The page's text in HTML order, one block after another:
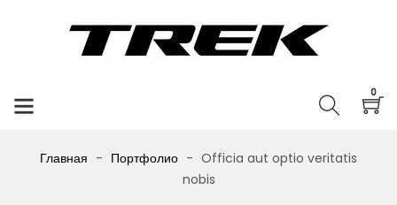
0
Главная Портфолио
Officia aut optio veritatis
nobis